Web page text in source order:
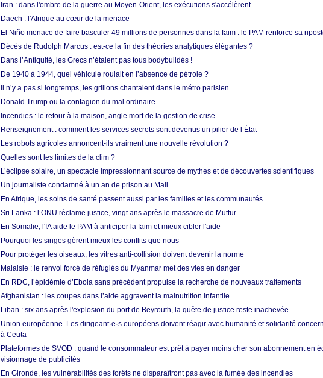
Iran : dans l'ombre de la guerre au Moyen-Orient, les exécutions s'accélèrent
Daech : l'Afrique au cœur de la menace
El Niño menace de faire basculer 49 millions de personnes dans la faim : le PAM renforce sa
Décès de Rudolph Marcus : est-ce la fin des théories analytiques élégantes ?
Dans l’Antiquité, les Grecs n’étaient pas tous bodybuildés !
De 1940 à 1944, quel véhicule roulait en l’absence de pétrole ?
Il n’y a pas si longtemps, les grillons chantaient dans le métro parisien
Donald Trump ou la contagion du mal ordinaire
Incendies : le retour à la maison, angle mort de la gestion de crise
Renseignement : comment les services secrets sont devenus un pilier de l’État
Les robots agricoles annoncent-ils vraiment une nouvelle révolution ?
Quelles sont les limites de la clim ?
L’éclipse solaire, un spectacle impressionnant source de mythes et de découvertes scientifiques
Un journaliste condamné à un an de prison au Mali
En Afrique, les soins de santé passent aussi par les familles et les communautés
Sri Lanka : l’ONU réclame justice, vingt ans après le massacre de Muttur
En Somalie, l'IA aide le PAM à anticiper la faim et mieux cibler l'aide
Pourquoi les singes gèrent mieux les conflits que nous
Pour protéger les oiseaux, les vitres anti-collision doivent devenir la norme
Malaisie : le renvoi forcé de réfugiés du Myanmar met des vies en danger
En RDC, l’épidémie d’Ebola sans précédent propulse la recherche de nouveaux traitements
Afghanistan : les coupes dans l’aide aggravent la malnutrition infantile
Liban : six ans après l'explosion du port de Beyrouth, la quête de justice reste inachevée
Union européenne. Les dirigeant·e·s européens doivent réagir avec humanité et solidarité
à Ceuta
Plateformes de SVOD : quand le consommateur est prêt à payer moins cher son abonnement en
visionnage de publicités
En Gironde, les vulnérabilités des forêts ne disparaîtront pas avec la fumée des incendies